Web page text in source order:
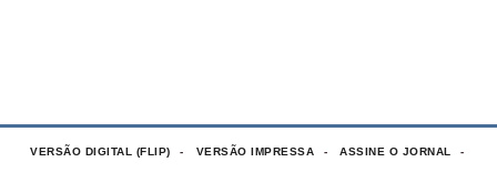
VERSÃO DIGITAL (FLIP) VERSÃO IMPRESSA ASSINE O JORNAL